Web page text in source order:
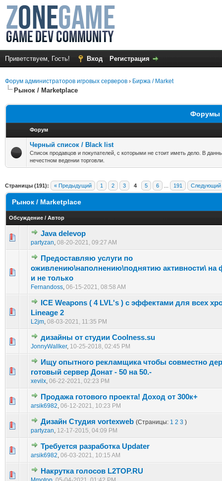
Приветствуем, Гость! Вход Регистрация
Форум администраторов игровых серверов › Биржа / Market
Рынок / Marketplace
Форумы
Форум
Черный список / Black list
Список продавцов и покупателей, с которыми не стоит иметь дело. В
нечестном ведении торговли.
Страницы (191): « Предыдущий 1 2 3 4 5 6 191 Следующий
Рынок / Marketplace
Обсуждение / Автор
Java delevop
partyzan, 08-20-2021, 09:27 AM
1 голос(ов) - 5 из 5 в среднем
Предоставляю услуги по
оживлению\наполнению\поднятию активности\ на
и не только
Fernandoss, 06-15-2021, 08:58 AM
1 голос(ов) - 5 из 5 в среднем
12345
ICE Weapons ( 4 LVL's ) с эффектами для всех
Lineage 2
L2jm, 08-03-2021, 11:35 PM
0 голос(ов) - 0 из 5 в среднем
дизайны от студии Coolness.su
JonnyWallker, 10-25-2018, 02:45 PM
0 голос(ов) - 0 из 5 в среднем
12345
Ищу опытного рекламщика чтобы совместно
готовый сервер Донат - 50 на 50.-
xevilx, 06-22-2021, 02:23 PM
0 голос(ов) - 0 из 5 в среднем
1 2345
Продажа готового проекта! Доход от 300к+
arsik6982, 06-12-2021, 10:23 PM
0 голос(ов) - 0 из 5 в среднем
12345
Дизайн Студия vortexweb (Страницы: 1 2 3 )
partyzan, 12-17-2015, 04:09 PM
0 голос(ов) - 0 из 5 в среднем
12 345
Требуется разработка Updater
arsik6982, 06-03-2021, 10:15 AM
0 голос(ов) - 0 из 5 в среднем
12345
Накрутка голосов L2TOP.RU
0 голос(ов) - 0 из 5 в среднем
12345